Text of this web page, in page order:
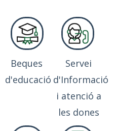
Beques
d'educació
Servei
d'Informació
i atenció a
les dones